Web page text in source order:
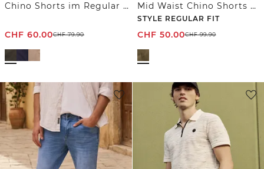
Chino Shorts im Regular Fit
CHF 60.00CHF79.90
Mid Waist Chino Shorts mit Gürtel und Print
STYLE REGULAR FIT
CHF 50.00CHF99.90